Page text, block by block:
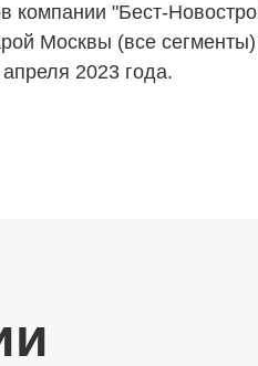
компании "Бест-
Москвы (все
2023 года.